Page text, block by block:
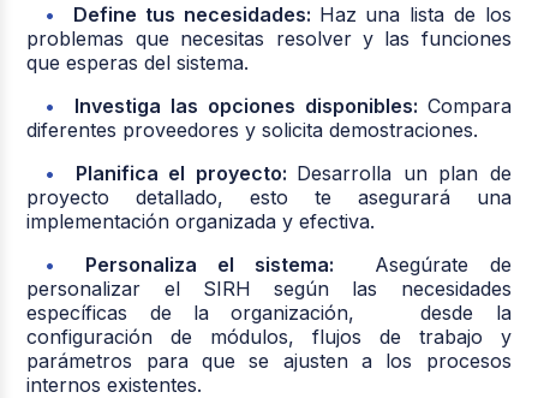
Define tus necesidades: Haz una lista de los
problemas que necesitas resolver y las funciones
que esperas del sistema.
Investiga las opciones disponibles: Compara
diferentes proveedores y solicita demostraciones.
Planifica el proyecto: Desarrolla un plan de
proyecto detallado, esto te asegurará una
implementación organizada y efectiva.
Personaliza el sistema: Asegúrate de
personalizar el SIRH según las necesidades
específicas de la organización, desde la
configuración de módulos, flujos de trabajo y
parámetros para que se ajusten a los procesos
internos existentes.